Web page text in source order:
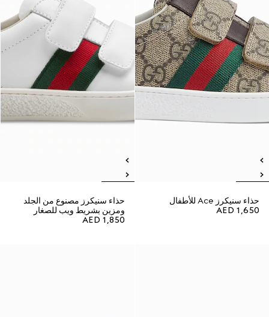
حذاء سنيكرز Ace للأطفال
AED 1,650
حذاء سنيكرز مصنوع من الجلد
ومزين بشريط ويب للصغار
AED 1,850